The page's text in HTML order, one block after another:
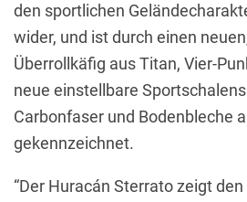
den sportlichen
wider, und ist durch einen
Überrollkäfig aus Titan, Vier-
neue einstellbare
Carbonfaser und Bodenbleche
gekennzeichnet.
“Der Huracán Sterrato zeigt